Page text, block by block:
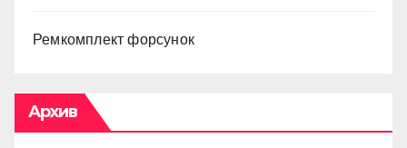
Ремкомплект форсунок
Архив